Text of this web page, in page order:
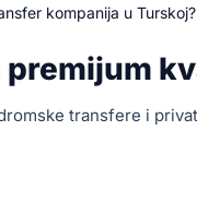
premijum
transfere i